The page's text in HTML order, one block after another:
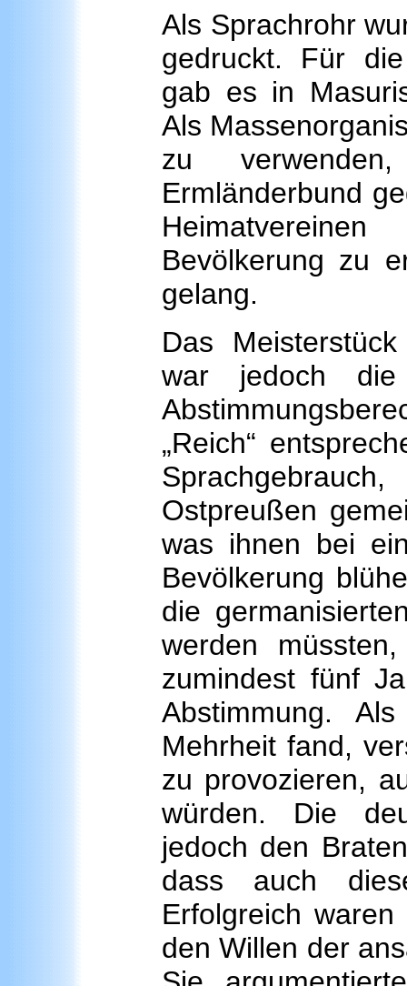
Als Sprachrohr
gedruckt. Für
gab es in
Als
zu
Ermländerbund
Bevölkerung zu
gelang.
Das
war jedoch die
„Reich“
Ostpreußen
was ihnen bei
Bevölkerung
die
werden
zumindest fünf
Abstimmung.
Mehrheit fand,
zu provozieren,
würden. Die
jedoch den
dass auch
Erfolgreich
den Willen der